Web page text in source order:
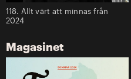
118. Allt värt att minnas från
2024
Magasinet